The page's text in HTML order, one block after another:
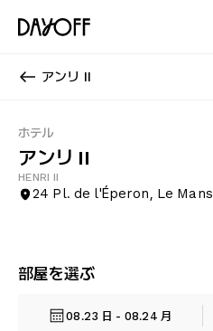
アンリ II
ホテル
アンリ II
HENRI II
24 Pl. de l'Éperon, Le Mans
部屋を選ぶ
08.23 日 - 08.24 月